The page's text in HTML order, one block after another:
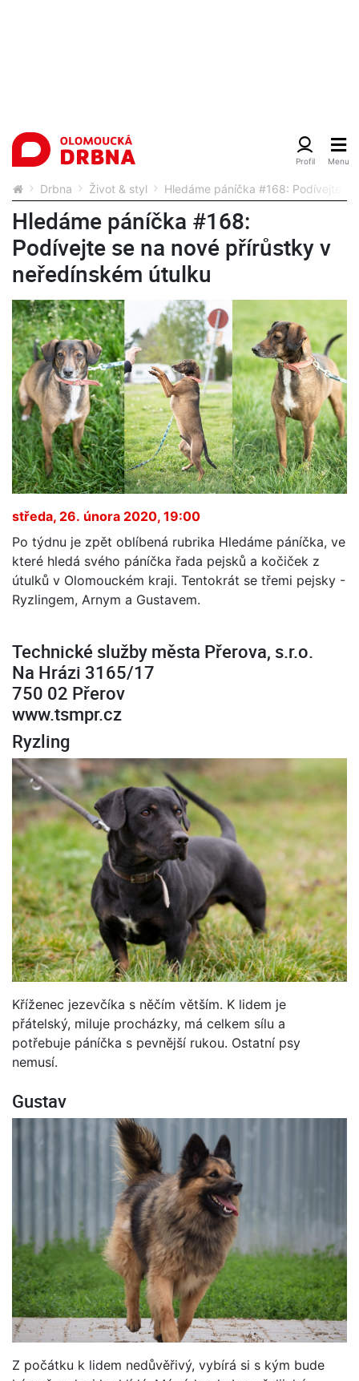
Drbna Život & styl Hledáme páníčka #168: Podívejte
Hledáme páníčka #168:
Podívejte se na nové přírůstky v
neředínském útulku
středa, 26. února 2020, 19:00
Po týdnu je zpět oblíbená rubrika Hledáme páníčka, ve
které hledá svého páníčka řada pejsků a kočiček z
útulků v Olomouckém kraji. Tentokrát se třemi pejsky -
Ryzlingem, Arnym a Gustavem.
Technické služby města Přerova, s.r.o.
Na Hrázi 3165/17
750 02 Přerov
www.tsmpr.cz
Ryzling
Kříženec jezevčíka s něčím větším. K lidem je
přátelský, miluje procházky, má celkem sílu a
potřebuje páníčka s pevnější rukou. Ostatní psy
nemusí.
Gustav
Z počátku k lidem nedůvěřivý, vybírá si s kým bude